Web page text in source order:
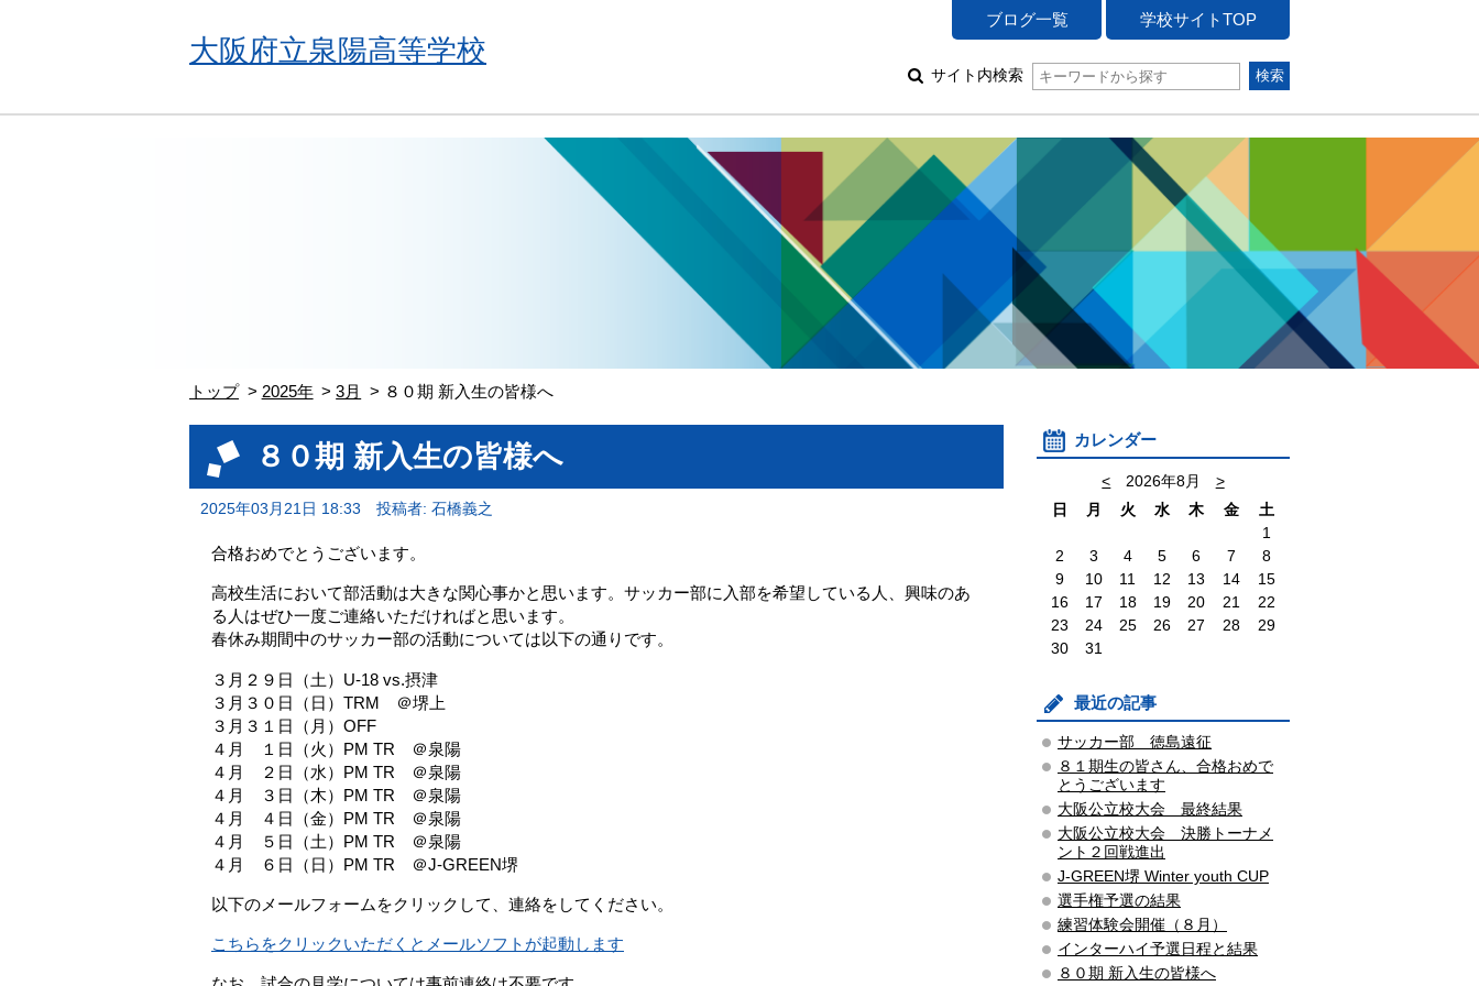
大阪府立泉陽高等学校
ブログ一覧 学校サイトTOP
サイト内検索
トップ 2025年 3月 ８０期 新入生の皆様へ
８０期 新入生の皆様へ
2025年03月21日 18:33 投稿者: 石橋義之
合格おめでとうございます。
高校生活において部活動は大きな関心事かと思います。サッカー部に入部を希望している人、興味のあ
る人はぜひ一度ご連絡いただければと思います。
春休み期間中のサッカー部の活動については以下の通りです。
３月２９日（土）U-18 vs.摂津
３月３０日（日）TRM ＠堺上
３月３１日（月）OFF
４月 １日（火）PM TR ＠泉陽
４月 ２日（水）PM TR ＠泉陽
４月 ３日（木）PM TR ＠泉陽
４月 ４日（金）PM TR ＠泉陽
４月 ５日（土）PM TR ＠泉陽
４月 ６日（日）PM TR ＠J-GREEN堺
以下のメールフォームをクリックして、連絡をしてください。
こちらをクリックいただくとメールソフトが起動します
カレンダー
< 2026年8月
>
日
月 火 水 木 金
土
1
2
3 4 5 6 7
8
9
10 11 12 13 14
15
16
17 18 19 20 21
22
23
24 25 26 27 28
29
30
31
最近の記事
サッカー部 徳島遠征
８１期生の皆さん、合格おめで
とうございます
大阪公立校大会 最終結果
大阪公立校大会 決勝トーナメ
ント２回戦進出
J-GREEN堺 Winter youth CUP
選手権予選の結果
練習体験会開催（８月）
インターハイ予選日程と結果
８０期 新入生の皆様へ